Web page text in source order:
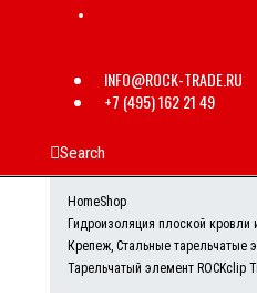
INFO@ROCK-TRADE.RU
+7 (495) 162 21 49
Search
HomeShop
Гидроизоляция плоской
Крепеж, Стальные тарельчатые
Тарельчатый элемент ROCKclip